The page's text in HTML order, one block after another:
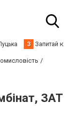
З Запитай
ЗАТ